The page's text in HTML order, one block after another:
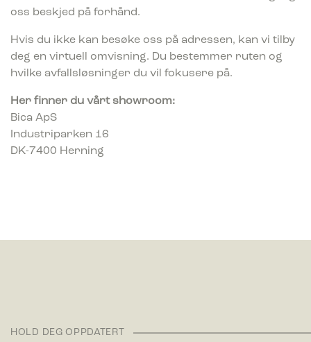
Statistikk
besøkende kommuniserer med nettsteder ved å samle inn og
Markedsførings-cookies brukes til å spore besøkende på
nettsteder. Hensikten er å vise annonser som er relevante og
engasjerende for den enkelte bruker og dermed mer
verdifull for utgivere og tredjeparts annonsører.
oss beskjed på forhånd.
Hvis du ikke kan besøke oss på adressen, kan vi tilby
deg en virtuell omvisning. Du bestemmer ruten og
hvilke avfallsløsninger du vil fokusere på.
Her finner du vårt showroom:
Bica ApS
Industriparken 16
DK-7400 Herning
HOLD DEG OPPDATERT